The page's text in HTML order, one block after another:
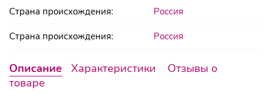
Страна происхождения: Россия
Страна происхождения: Россия
Описание Характеристики
Отзывы о
товаре